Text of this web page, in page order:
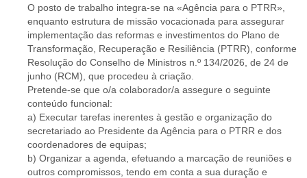
O posto de trabalho integra-se na «Agência para o PTRR»,
enquanto estrutura de missão vocacionada para assegurar
implementação das reformas e investimentos do Plano de
Transformação, Recuperação e Resiliência (PTRR), conforme
Resolução do Conselho de Ministros n.º 134/2026, de 24 de
junho (RCM), que procedeu à criação.
Pretende-se que o/a colaborador/a assegure o seguinte
conteúdo funcional:
a) Executar tarefas inerentes à gestão e organização do
secretariado ao Presidente da Agência para o PTRR e dos
coordenadores de equipas;
b) Organizar a agenda, efetuando a marcação de reuniões e
outros compromissos, tendo em conta a sua duração e